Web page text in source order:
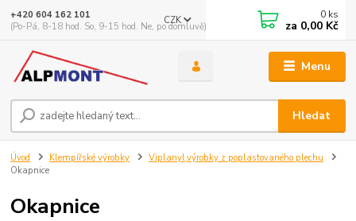
Menu
CZK
Hledat
+420 604 162 101
(Po-Pá, 8-18 hod. So, 9-15 hod. Ne, po domluvě)
0 ks
za 0,00 Kč
Úvod Klempířské výrobky
Viplanyl,výrobky z poplastovaného plechu
Okapnice
Okapnice